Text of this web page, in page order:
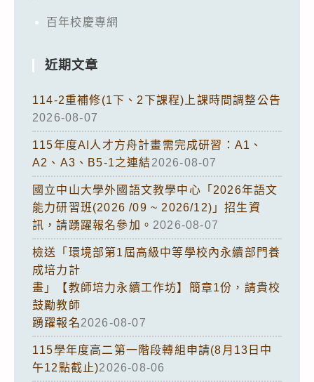
百年校慶專網
近期文章
114-2重補修(1下、2下課程)上課時間調整公告
2026-08-07
115年度AI人才方舟計畫需完成研習：A1、
A2、A3、B5-1之連結2026-08-07
國立中山大學外國語文教學中心「2026年語文
能力研習班(2026 /09 ~ 2026/12)」招生資
訊，請踴躍報名參加。 2026-08-07
檢送「環境部第1屆高級中等學校內永續部門養
成培力計
畫」【教師培力永續工作坊】簡章1份，請貴校
鼓勵教師
踴躍報名2026-08-07
115學年度高二第一階段轉組申請(8月13日中
午12點截止)2026-08-06